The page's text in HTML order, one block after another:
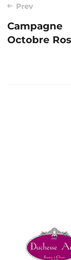
Post
navigation
Prev
Campagne
Octobre